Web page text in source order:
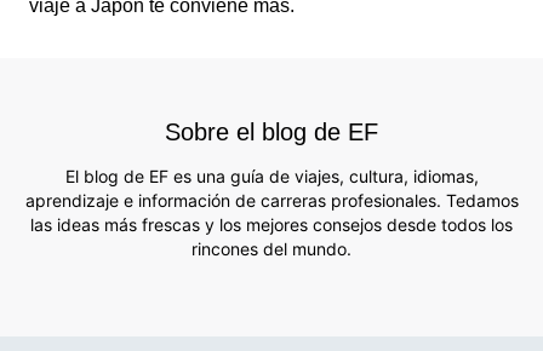
viaje a Japón te conviene más.
Sobre el blog de EF
El blog de EF es una guía de viajes, cultura, idiomas,
aprendizaje e información de carreras profesionales. Tedamos
las ideas más frescas y los mejores consejos desde todos los
rincones del mundo.